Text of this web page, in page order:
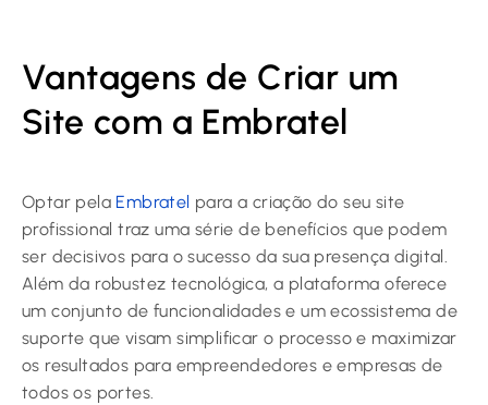
Vantagens de Criar um
Site com a Embratel
Optar pela Embratel para a criação do seu site
profissional traz uma série de benefícios que podem
ser decisivos para o sucesso da sua presença digital.
Além da robustez tecnológica, a plataforma oferece
um conjunto de funcionalidades e um ecossistema de
suporte que visam simplificar o processo e maximizar
os resultados para empreendedores e empresas de
todos os portes.